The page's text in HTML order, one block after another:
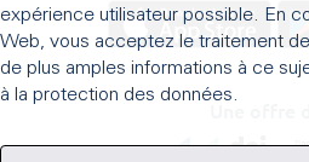
expérience utilisateur possible. En
Web, vous acceptez le traitement
de plus amples informations à ce
à la protection des données.